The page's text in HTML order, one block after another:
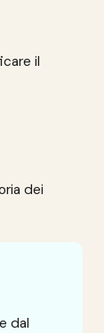
il
dei
dal